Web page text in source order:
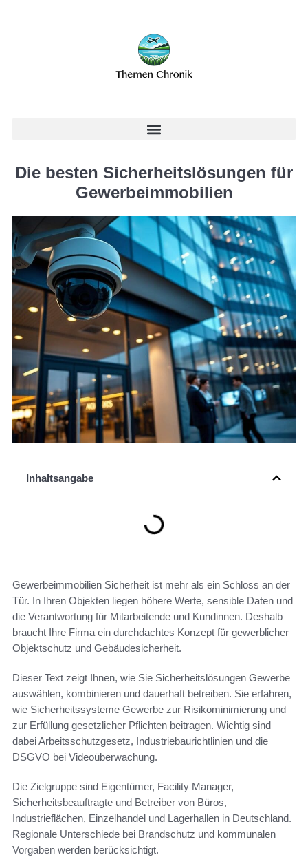
Die besten Sicherheitslösungen für
Gewerbeimmobilien
Inhaltsangabe
Gewerbeimmobilien Sicherheit ist mehr als ein Schloss an der
Tür. In Ihren Objekten liegen höhere Werte, sensible Daten und
die Verantwortung für Mitarbeitende und Kundinnen. Deshalb
braucht Ihre Firma ein durchdachtes Konzept für gewerblicher
Objektschutz und Gebäudesicherheit.
Dieser Text zeigt Ihnen, wie Sie Sicherheitslösungen Gewerbe
auswählen, kombinieren und dauerhaft betreiben. Sie erfahren,
wie Sicherheitssysteme Gewerbe zur Risikominimierung und
zur Erfüllung gesetzlicher Pflichten beitragen. Wichtig sind
dabei Arbeitsschutzgesetz, Industriebaurichtlinien und die
DSGVO bei Videoüberwachung.
Die Zielgruppe sind Eigentümer, Facility Manager,
Sicherheitsbeauftragte und Betreiber von Büros,
Industrieflächen, Einzelhandel und Lagerhallen in Deutschland.
Regionale Unterschiede bei Brandschutz und kommunalen
Vorgaben werden berücksichtigt.